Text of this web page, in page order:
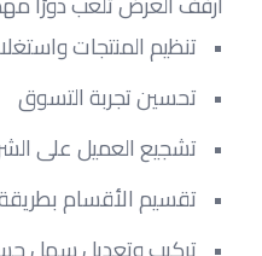
تنظيم المنتجات
تحسين تجربة التسوق
تشجيع العميل على
تقسيم الأقسام بطريقة